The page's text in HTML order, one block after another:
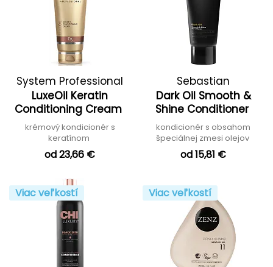
System Professional
LuxeOil Keratin
Conditioning Cream
krémový kondicionér s
keratínom
od 23,66 €
Sebastian
Dark Oil Smooth &
Shine Conditioner
kondicionér s obsahom
špeciálnej zmesi olejov
od 15,81 €
Viac veľkostí Viac veľkostí